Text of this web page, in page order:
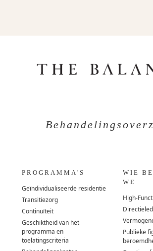
PROGRAMMA'S
Geïndividualiseerde residentie
Transitiezorg
Continuïteit
Geschiktheid van het
programma en
toelatingscriteria
WIE
WE
High-
Publieke